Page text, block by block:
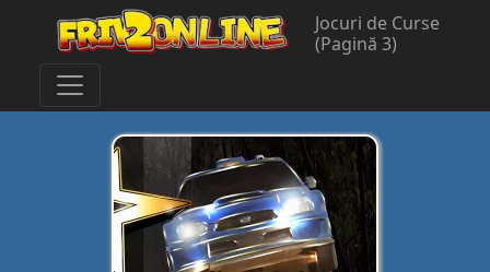
Jocuri de Curse
(Pagină 3)